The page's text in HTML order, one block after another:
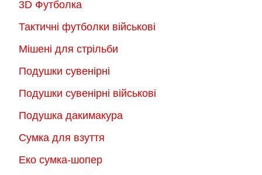
3D Футболка
Тактичні футболки військові
Мішені для стрільби
Подушки сувенірні
Подушки сувенірні військові
Подушка дакимакура
Сумка для взуття
Еко сумка-шопер